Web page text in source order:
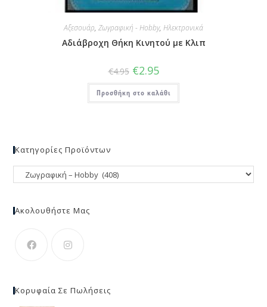
Αξεσουάρ, Ζωγραφική - Hobby, Ηλεκτρονικά
Αδιάβροχη Θήκη Κινητού με Κλιπ
€4.95 €2.95
Προσθήκη στο καλάθι
Κατηγορίες Προϊόντων
Ακολουθήστε Μας
Κορυφαία Σε Πωλήσεις